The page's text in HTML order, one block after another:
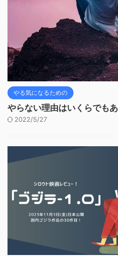
やる気になるための
やらない理由はいくらでも
2022/5/27